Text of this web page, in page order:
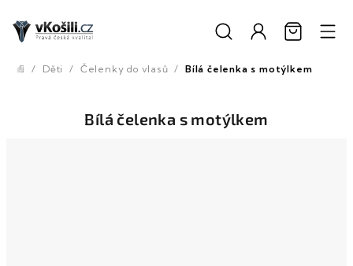
obsah
Domů
/ Děti / Čelenky do vlasů / Bílá čelenka s motýlkem
Bílá čelenka s motýlkem